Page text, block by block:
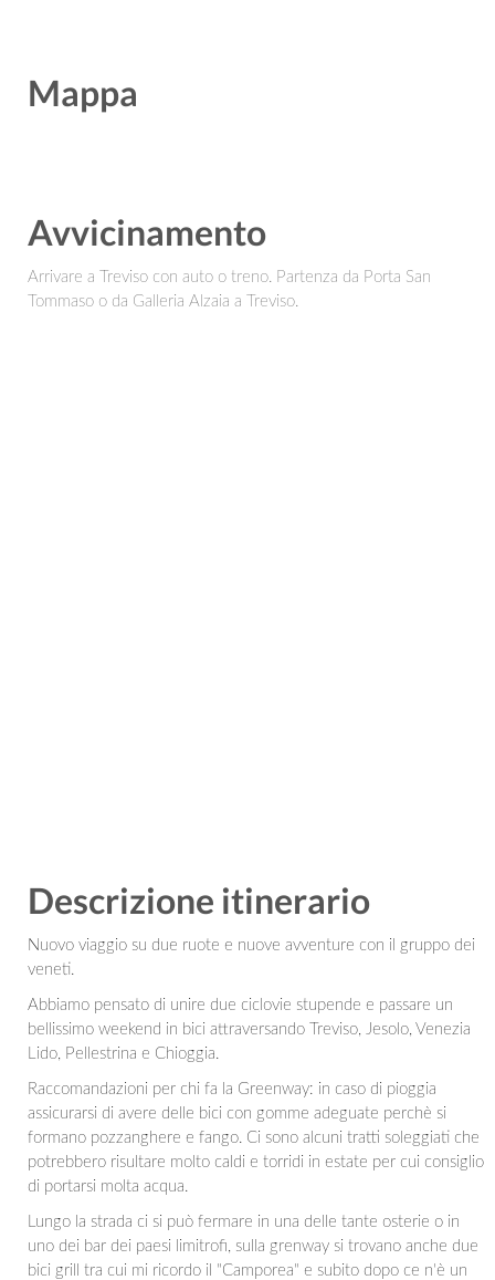
Mappa
Avvicinamento
Arrivare a Treviso con auto o treno. Partenza da Porta San
Tommaso o da Galleria Alzaia a Treviso.
Descrizione itinerario
Nuovo viaggio su due ruote e nuove avventure con il gruppo dei
veneti.
Abbiamo pensato di unire due ciclovie stupende e passare un
bellissimo weekend in bici attraversando Treviso, Jesolo, Venezia
Lido, Pellestrina e Chioggia.
Raccomandazioni per chi fa la Greenway: in caso di pioggia
assicurarsi di avere delle bici con gomme adeguate perchè si
formano pozzanghere e fango. Ci sono alcuni tratti soleggiati che
potrebbero risultare molto caldi e torridi in estate per cui consiglio
di portarsi molta acqua.
Lungo la strada ci si può fermare in una delle tante osterie o in
uno dei bar dei paesi limitrofi, sulla grenway si trovano anche due
bici grill tra cui mi ricordo il "Camporea" e subito dopo ce n'è un